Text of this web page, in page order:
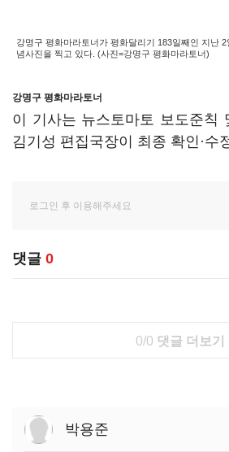
강명구 평화마라토너가 평화달리기 183일째인 지난
념사진을 찍고 있다. (사진=강명구 평화마라토너)
강명구 평화마라토너
이 기사는 뉴스토마토 보도준칙
김기성 편집국장이 최종 확인·수
댓글 0
0/0 댓글 더보기
박용준